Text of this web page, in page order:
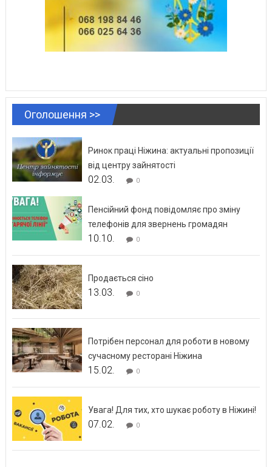
Оголошення >>
Ринок праці Ніжина: актуальні пропозиції
від центру зайнятості
02.03. 0
Пенсійний фонд повідомляє про зміну
телефонів для звернень громадян
10.10. 0
Продається сіно
13.03. 0
Потрібен персонал для роботи в новому
сучасному ресторані Ніжина
15.02. 0
Увага! Для тих, хто шукає роботу в Ніжині!
07.02. 0